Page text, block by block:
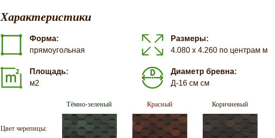
Характеристики
Форма:
прямоугольная
Размеры:
4.080 х 4.260 по центрам м
Площадь:
м2
Диаметр бревна:
Д-16 см см
Цвет черепицы:
Тёмно-зеленый Красный Коричневый